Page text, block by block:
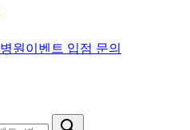
병원이벤트 입점 문의